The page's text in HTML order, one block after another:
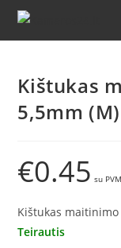
Kištukas
5,5mm
€0.45
Kištukas maitinimo
Teirautis